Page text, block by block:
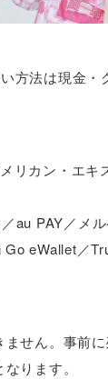
方法は現金
リカン・エキ
au PAY／メ
eWallet／
せん。事前
ります。